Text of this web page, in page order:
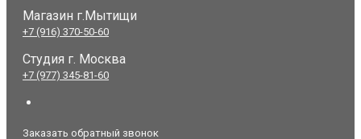
Магазин г.Мытищи
+7 (916) 370-50-60
Студия г. Москва
+7 (977) 345-81-60
Заказать обратный звонок